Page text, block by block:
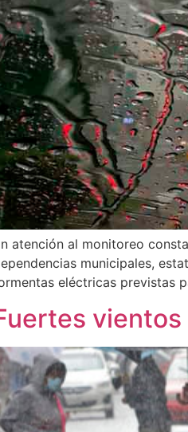
atención al monitoreo
municipales,
eléctricas previstas